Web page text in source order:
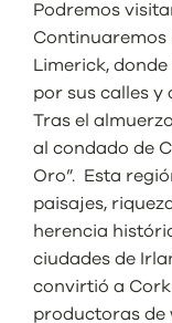
Podremos
Continuaremos
Limerick,
por sus calles y
Tras el
al condado de
Oro”. Esta
paisajes,
herencia
ciudades de
convirtió a
productoras de